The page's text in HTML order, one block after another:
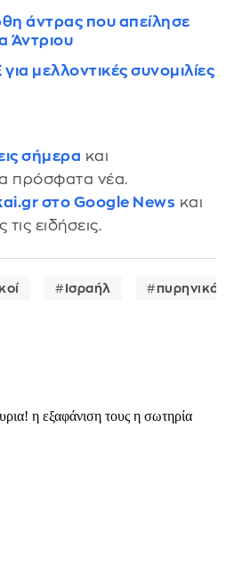
άντρας που απείλησε
Άντριου
μελλοντικές συνομιλίες
σήμερα και
πρόσφατα νέα.
στο Google News και
ειδήσεις.
Ισραήλ πυρηνικό